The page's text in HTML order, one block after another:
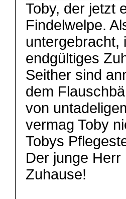
Toby, der jetzt
Findelwelpe.
untergebracht,
endgültiges
Seither sind
dem
von
vermag Toby
Tobys
Der junge
Zuhause!